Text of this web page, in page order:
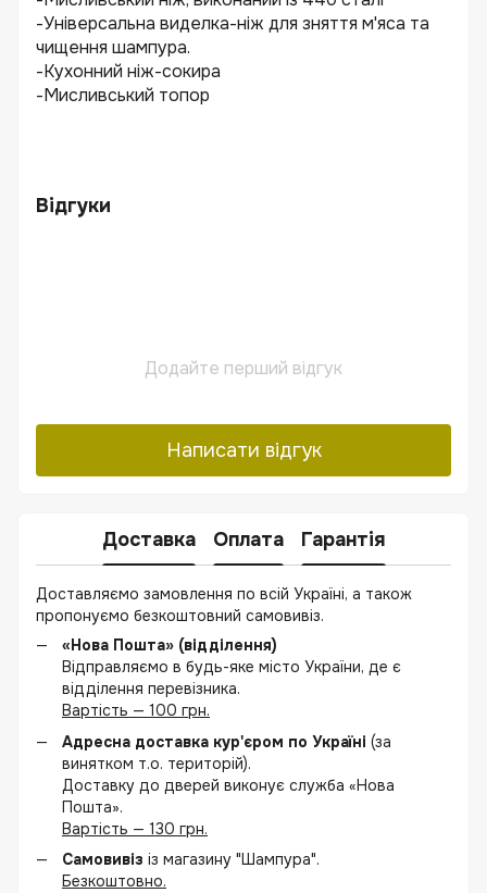
-Універсальна виделка-ніж для зняття м'яса та
чищення шампура.
-Кухонний ніж-сокира
-Мисливський топор
Відгуки
Додайте перший відгук
Написати відгук
Доставка Оплата Гарантія
Доставляємо замовлення по всій Україні, а також
пропонуємо безкоштовний самовивіз.
«Нова Пошта» (відділення)
Відправляємо в будь-яке місто України, де є
відділення перевізника.
Вартість — 100 грн.
Адресна доставка кур'єром по Україні (за
винятком т.о. територій).
Доставку до дверей виконує служба «Нова
Пошта».
Вартість — 130 грн.
Самовивіз із магазину "Шампура".
Безкоштовно.